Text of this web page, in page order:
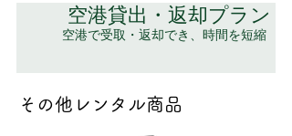
空港貸出・返却プラン
空港で受取・返却でき、時間を短縮
その他レンタル商品